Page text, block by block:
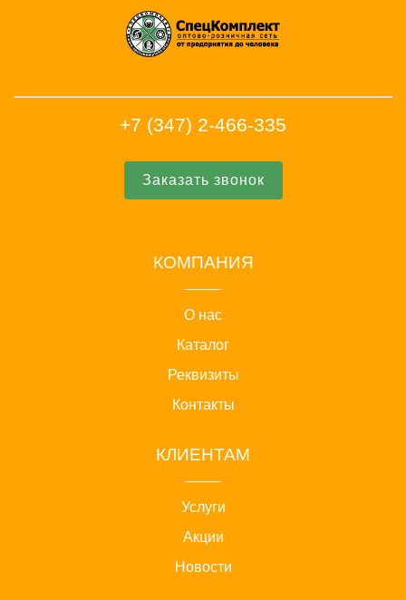
+7 (347) 2-466-335
Заказать звонок
КОМПАНИЯ
О нас
Каталог
Реквизиты
Контакты
КЛИЕНТАМ
Услуги
Акции
Новости